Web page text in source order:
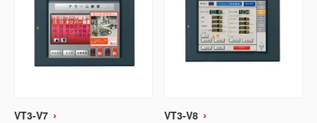
VT3-V7 VT3-V8